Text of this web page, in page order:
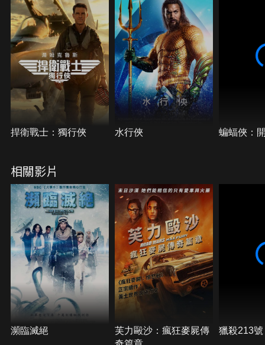
捍衛戰士：獨行俠 水行俠 蝙蝠俠：
相關影片
瀕臨滅絕
芙力毆沙：瘋狂麥屍傳
獵殺213號